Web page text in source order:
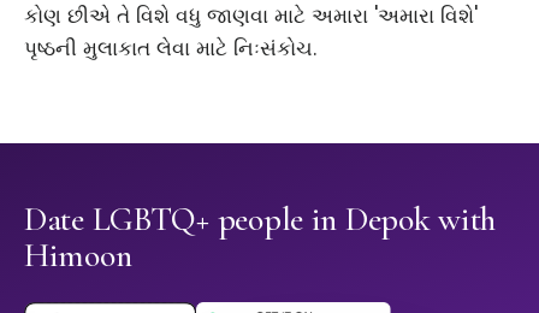
કોણ છીએ તે વિશે વધુ જાણવા માટે અમારા 'અમારા વિશે'
પૃષ્ઠની મુલાકાત લેવા માટે નિઃસંકોચ.
Date LGBTQ+ people in Depok with
Himoon